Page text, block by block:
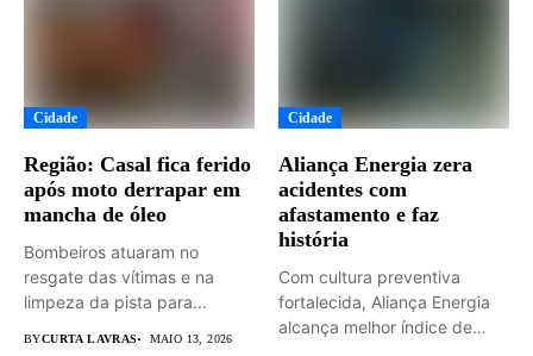
Cidade
Região: Casal fica ferido
após moto derrapar em
mancha de óleo
Bombeiros atuaram no
resgate das vítimas e na
limpeza da pista para...
BYCURTA LAVRAS MAIO 13, 2026
Cidade
Aliança Energia zera
acidentes com
afastamento e faz
história
Com cultura preventiva
fortalecida, Aliança Energia
alcança melhor índice de